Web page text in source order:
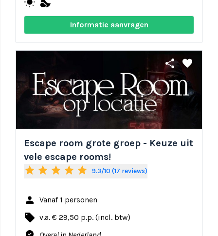
Informatie aanvragen
share favorite
Escape room grote groep - Keuze uit
vele escape rooms!
star star star star star 9.3/10 (17 reviews)
person Vanaf 1 personen
local_offer v.a. € 29,50 p.p. (incl. btw)